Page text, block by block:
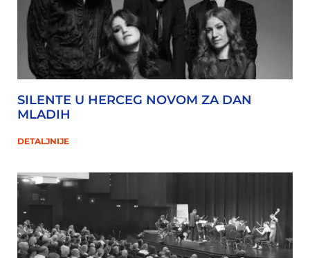
SILENTE U HERCEG NOVOM ZA DAN
MLADIH
DETALJNIJE